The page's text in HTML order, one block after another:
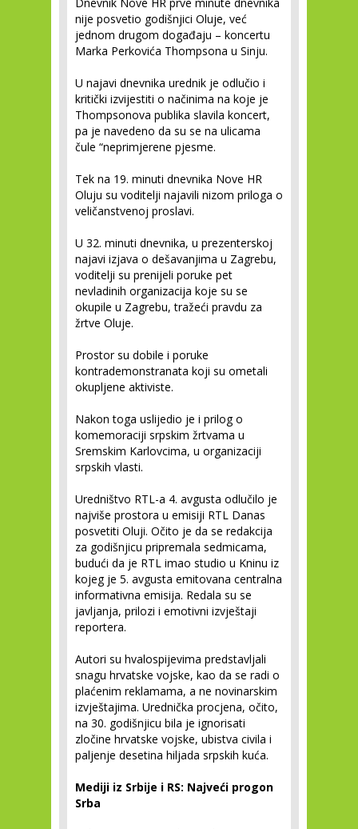
nije posvetio godišnjici Oluje, već
jednom drugom događaju – koncertu
Marka Perkovića Thompsona u Sinju.
U najavi dnevnika urednik je odlučio i
kritički izvijestiti o načinima na koje je
Thompsonova publika slavila koncert,
pa je navedeno da su se na ulicama
čule “neprimjerene pjesme.
Tek na 19. minuti dnevnika Nove HR
Oluju su voditelji najavili nizom priloga o
veličanstvenoj proslavi.
U 32. minuti dnevnika, u prezenterskoj
najavi izjava o dešavanjima u Zagrebu,
voditelji su prenijeli poruke pet
nevladinih organizacija koje su se
okupile u Zagrebu, tražeći pravdu za
žrtve Oluje.
Prostor su dobile i poruke
kontrademonstranata koji su ometali
okupljene aktiviste.
Nakon toga uslijedio je i prilog o
komemoraciji srpskim žrtvama u
Sremskim Karlovcima, u organizaciji
srpskih vlasti.
Uredništvo RTL-a 4. avgusta odlučilo je
najviše prostora u emisiji RTL Danas
posvetiti Oluji. Očito je da se redakcija
za godišnjicu pripremala sedmicama,
budući da je RTL imao studio u Kninu iz
kojeg je 5. avgusta emitovana centralna
informativna emisija. Redala su se
javljanja, prilozi i emotivni izvještaji
reportera.
Autori su hvalospijevima predstavljali
snagu hrvatske vojske, kao da se radi o
plaćenim reklamama, a ne novinarskim
izvještajima. Urednička procjena, očito,
na 30. godišnjicu bila je ignorisati
zločine hrvatske vojske, ubistva civila i
paljenje desetina hiljada srpskih kuća.
Mediji iz Srbije i RS: Najveći progon
Srba